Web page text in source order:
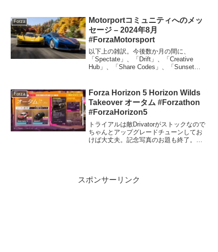
Forza
Motorportコミュニティへのメッ
セージ – 2024年8月
#ForzaMotorsport
以下上の雑訳。今後数か月の間に、
「Spectate」、「Drift」、「Creative
Hub」、「Share Codes」、「Sunset
間、私たちは『...
Forza
Forza Horizon 5 Horizon Wilds
Takeover オータム #Forzathon
#ForzaHorizon5
トライアルは敵Drivatorがストックなので
ちゃんとアップグレードチューンしてお
けば大丈夫。記念写真のお題も終了。ウ
スポンサーリンク